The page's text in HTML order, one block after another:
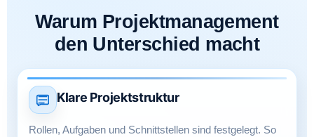
Warum Projektmanagement
den Unterschied macht
Klare Projektstruktur
Rollen, Aufgaben und Schnittstellen sind festgelegt. So